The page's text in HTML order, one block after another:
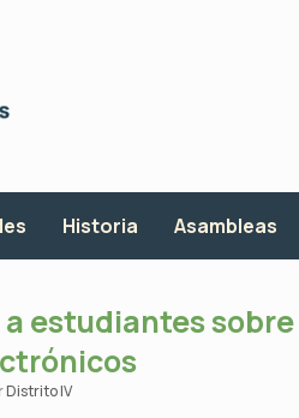
Historia Asambleas
estudiantes
Distrito IV